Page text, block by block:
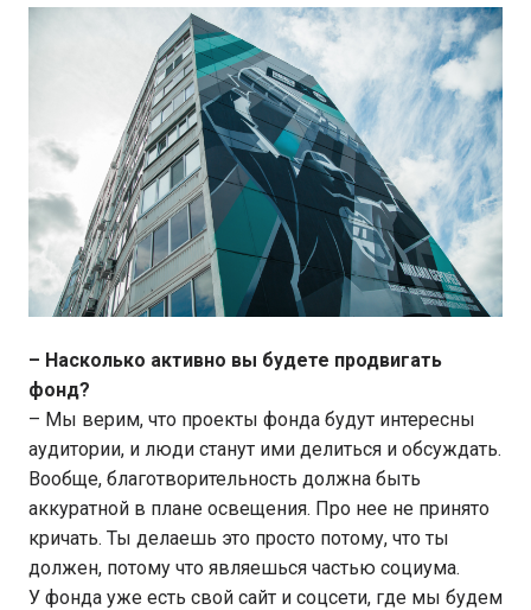
– Насколько активно вы будете продвигать
фонд?
– Мы верим, что проекты фонда будут интересны
аудитории, и люди станут ими делиться и обсуждать.
Вообще, благотворительность должна быть
аккуратной в плане освещения. Про нее не принято
кричать. Ты делаешь это просто потому, что ты
должен, потому что являешься частью социума.
У фонда уже есть свой сайт и соцсети, где мы будем